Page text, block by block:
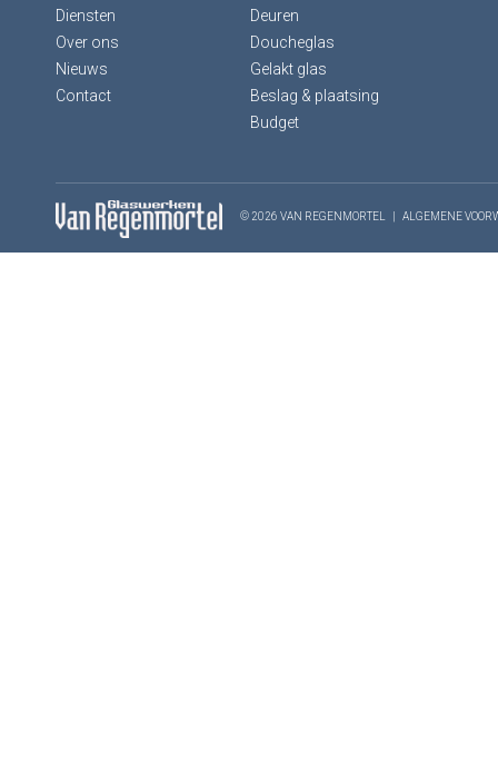
Diensten
Over ons
Nieuws
Contact
Deuren
Doucheglas
Gelakt glas
Beslag & plaatsing
Budget
© 2026 VAN REGENMORTEL ALGEMENE